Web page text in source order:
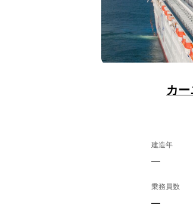
カ
建造年
—
乗務員数
—